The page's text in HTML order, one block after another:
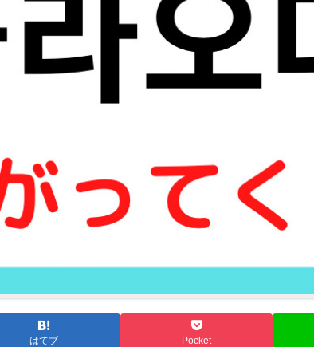
はてブ Pocket